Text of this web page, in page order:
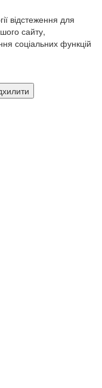
відстеження для
сайту,
соціальних функцій